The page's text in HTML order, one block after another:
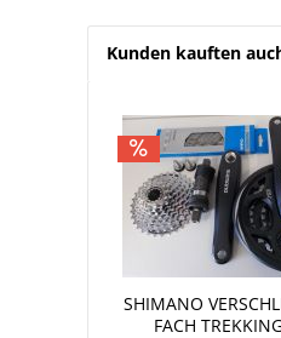
Kunden kauften
SHIMANO
ACH